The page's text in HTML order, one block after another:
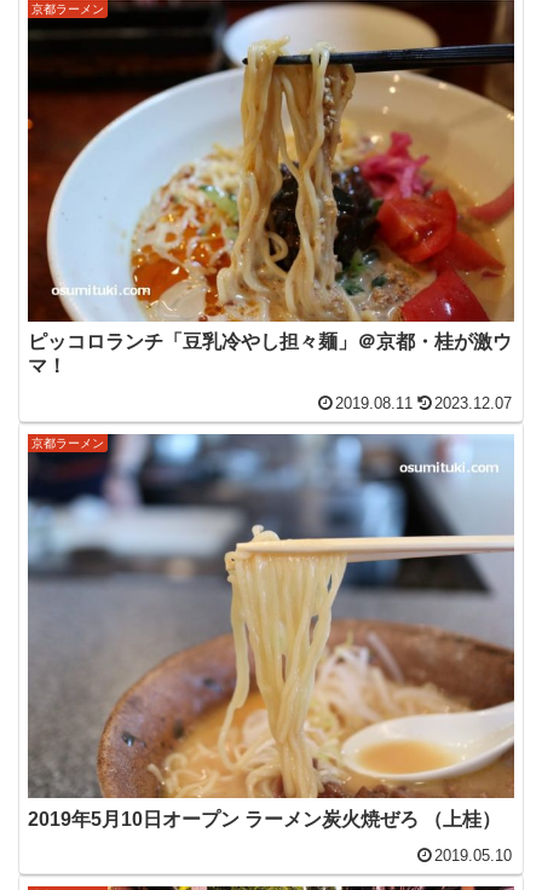
京都ラーメン
ピッコロランチ「豆乳冷やし担々麺」＠京都・桂が激ウ
マ！
2019.08.11 2023.12.07
京都ラーメン
2019年5月10日オープン ラーメン炭火焼ぜろ （上桂）
2019.05.10